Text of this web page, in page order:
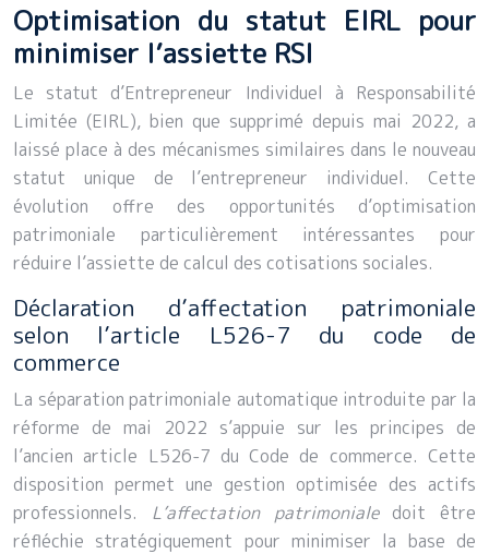
Optimisation du statut EIRL pour
minimiser l’assiette RSI
Le statut d’Entrepreneur Individuel à Responsabilité
Limitée (EIRL), bien que supprimé depuis mai 2022, a
laissé place à des mécanismes similaires dans le nouveau
statut unique de l’entrepreneur individuel. Cette
évolution offre des opportunités d’optimisation
patrimoniale particulièrement intéressantes pour
réduire l’assiette de calcul des cotisations sociales.
Déclaration d’affectation patrimoniale
selon l’article L526-7 du code de
commerce
La séparation patrimoniale automatique introduite par la
réforme de mai 2022 s’appuie sur les principes de
l’ancien article L526-7 du Code de commerce. Cette
disposition permet une gestion optimisée des actifs
professionnels. L’affectation patrimoniale doit être
réfléchie stratégiquement pour minimiser la base de